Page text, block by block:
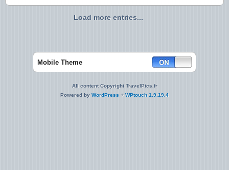
Load more entries...
Mobile Theme
All content Copyright TravelPics.fr
Powered by WordPress + WPtouch 1.9.19.4